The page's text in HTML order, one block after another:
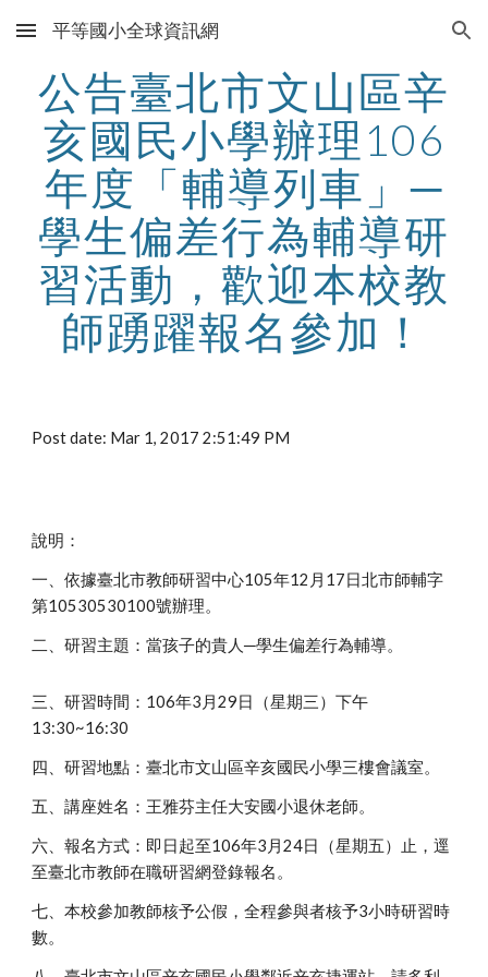
Skip to main content Skip to navigation
平等國小全球資訊網
公告臺北市文山區辛
亥國民小學辦理106
年度「輔導列車」─
學生偏差行為輔導研
習活動，歡迎本校教
師踴躍報名參加！
Post date: Mar 1, 2017 2:51:49 PM
說明：
一、依據臺北市教師研習中心105年12月17日北市師輔字
第10530530100號辦理。
二、研習主題：當孩子的貴人─學生偏差行為輔導。
三、研習時間：106年3月29日（星期三）下午
13:30~16:30
四、研習地點：臺北市文山區辛亥國民小學三樓會議室。
五、講座姓名：王雅芬主任大安國小退休老師。
六、報名方式：即日起至106年3月24日（星期五）止，逕
至臺北市教師在職研習網登錄報名。
七、本校參加教師核予公假，全程參與者核予3小時研習時
數。